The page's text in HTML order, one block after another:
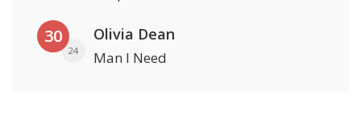
30
24
Olivia Dean
Man I Need